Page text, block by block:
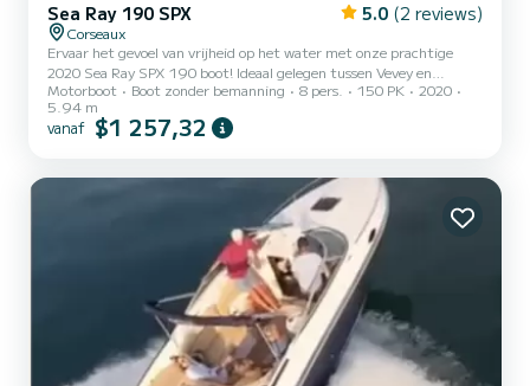
Sea Ray 190 SPX 5.0 (2 reviews)
Corseaux
Ervaar het gevoel van vrijheid op het water met onze prachtige
2020 Sea Ray SPX 190 boot! Ideaal gelegen tussen Vevey en
Lausanne, wacht onze boot op u in de haven van Pichette, een
gemakkelijk bereikbare plaats met een parkeerplaats voor uw auto
voor de dag. BOOTEIGENSCHAPPEN: - Model: Sea Ray SPX 190
Bluetooth en 8 luidsprekers voor een meeslepende muzikale
Motorboot Boot zonder bemanning 8 pers. 150 PK
2020
5.94 m
vanaf $1 257,32